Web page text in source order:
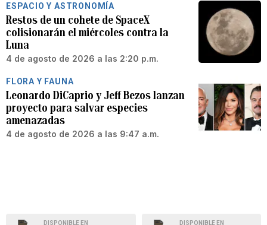
ESPACIO Y ASTRONOMÍA
Restos de un cohete de SpaceX
colisionarán el miércoles contra la
Luna
4 de agosto de 2026 a las 2:20 p.m.
FLORA Y FAUNA
Leonardo DiCaprio y Jeff Bezos lanzan
proyecto para salvar especies
amenazadas
4 de agosto de 2026 a las 9:47 a.m.
DISPONIBLE EN DISPONIBLE EN